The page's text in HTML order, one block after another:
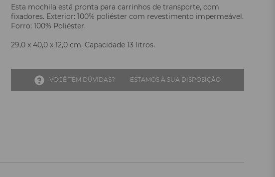
Esta mochila está pronta para carrinhos de transporte, com
fixadores. Exterior: 100% poliéster com revestimento impermeável.
Forro: 100% Poliéster.
29,0 x 40,0 x 12,0 cm. Capacidade 13 litros.
VOCÊ TEM DÚVIDAS? ESTAMOS À SUA DISPOSIÇÃO